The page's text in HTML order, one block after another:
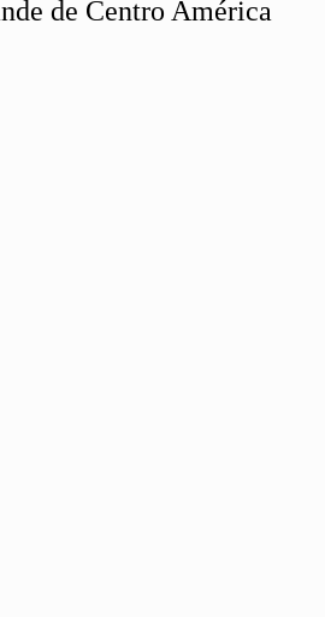
de Centro América